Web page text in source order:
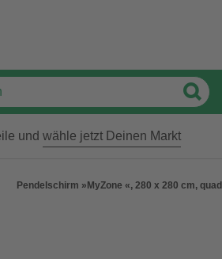
und wähle jetzt Deinen Markt
Pendelschirm »MyZone «, 280 x 280 cm,